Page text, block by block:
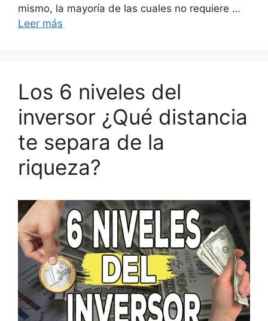
mismo, la mayoría de las cuales no requiere …
Leer más
Los 6 niveles del
inversor ¿Qué distancia
te separa de la
riqueza?